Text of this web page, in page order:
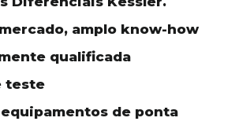
amplo know-how
qualificada
teste
de ponta